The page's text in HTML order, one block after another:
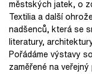
městských jatek, o
Textilia a další
nadšenců, která se
literatury,
Pořádáme výstavy
zaměřené na